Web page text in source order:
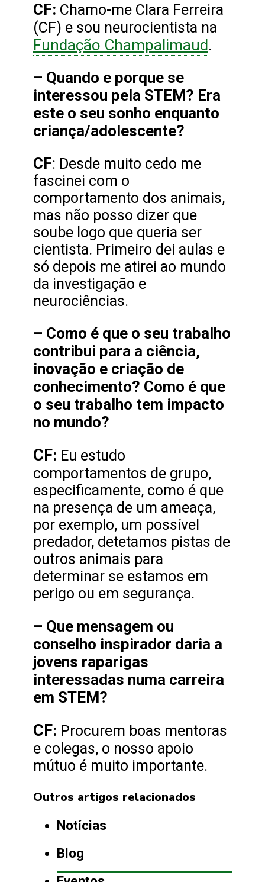
CF: Chamo-me Clara Ferreira
(CF) e sou neurocientista na
Fundação Champalimaud.
– Quando e porque se
interessou pela STEM? Era
este o seu sonho enquanto
criança/adolescente?
CF: Desde muito cedo me
fascinei com o
comportamento dos animais,
mas não posso dizer que
soube logo que queria ser
cientista. Primeiro dei aulas e
só depois me atirei ao mundo
da investigação e
neurociências.
– Como é que o seu trabalho
contribui para a ciência,
inovação e criação de
conhecimento? Como é que
o seu trabalho tem impacto
no mundo?
CF: Eu estudo
comportamentos de grupo,
especificamente, como é que
na presença de um ameaça,
por exemplo, um possível
predador, detetamos pistas de
outros animais para
determinar se estamos em
perigo ou em segurança.
– Que mensagem ou
conselho inspirador daria a
jovens raparigas
interessadas numa carreira
em STEM?
CF: Procurem boas mentoras
e colegas, o nosso apoio
mútuo é muito importante.
Outros artigos relacionados
Notícias
Blog